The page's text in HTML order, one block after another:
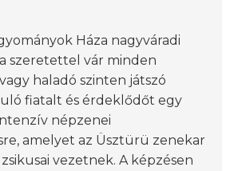
Háza nagyváradi
szeretettel vár minden
haladó szinten játszó
fiatalt és érdeklődőt egy
népzenei
amelyet az Üsztürü zenekar
vezetnek. A képzésen